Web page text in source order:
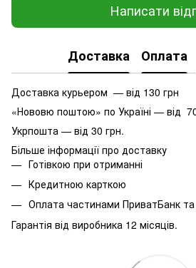
Написати
Доставка Оплата
Доставка курьером — від 130 грн
«Нововю поштою» по Україні — від
Укрпошта — від 30 грн.
Більше інформації про доставку
Готівкою при отриманні
Кредитною карткою
Оплата частинами ПриватБанк
Гарантія від виробника 12 місяців.